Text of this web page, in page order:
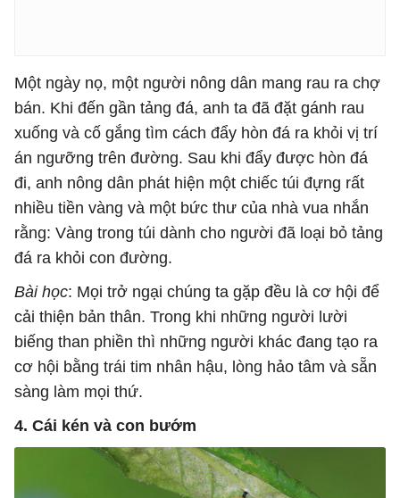
Một ngày nọ, một người nông dân mang rau ra chợ
bán. Khi đến gần tảng đá, anh ta đã đặt gánh rau
xuống và cố gắng tìm cách đẩy hòn đá ra khỏi vị trí
án ngưỡng trên đường. Sau khi đẩy được hòn đá
đi, anh nông dân phát hiện một chiếc túi đựng rất
nhiều tiền vàng và một bức thư của nhà vua nhắn
rằng: Vàng trong túi dành cho người đã loại bỏ tảng
đá ra khỏi con đường.
Bài học: Mọi trở ngại chúng ta gặp đều là cơ hội để
cải thiện bản thân. Trong khi những người lười
biếng than phiền thì những người khác đang tạo ra
cơ hội bằng trái tim nhân hậu, lòng hảo tâm và sẵn
sàng làm mọi thứ.
4. Cái kén và con bướm